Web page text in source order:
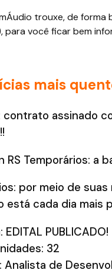
trouxe, de
para você ficar bem
mais
contrato assinado
RS Temporários: a
por meio de
está cada dia mais
EDITAL PUBLICADO!
32
Analista de